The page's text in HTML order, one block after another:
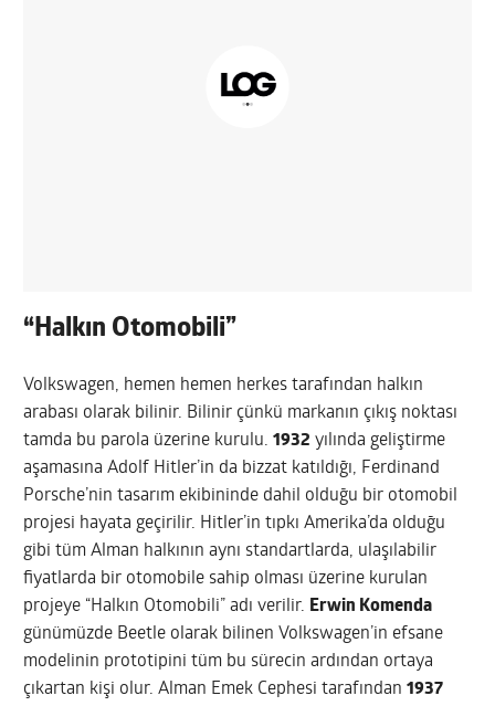
“Halkın Otomobili”
Volkswagen, hemen hemen herkes tarafından halkın
arabası olarak bilinir. Bilinir çünkü markanın çıkış noktası
tamda bu parola üzerine kurulu.1932 yılında geliştirme
aşamasına Adolf Hitler’in da bizzat katıldığı, Ferdinand
Porsche’nin tasarım ekibininde dahil olduğu bir otomobil
projesi hayata geçirilir. Hitler’in tıpkı Amerika’da olduğu
gibi tüm Alman halkının aynı standartlarda, ulaşılabilir
fiyatlarda bir otomobile sahip olması üzerine kurulan
projeye “Halkın Otomobili” adı verilir. Erwin Komenda
günümüzde Beetle olarak bilinen Volkswagen’in efsane
modelinin prototipini tüm bu sürecin ardından ortaya
çıkartan kişi olur. Alman Emek Cephesi tarafından1937